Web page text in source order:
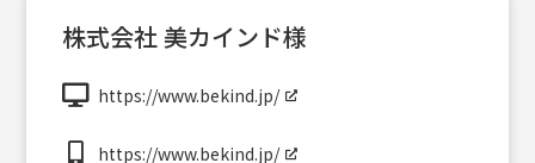
株式会社 美カインド様
https://www.bekind.jp/
https://www.bekind.jp/